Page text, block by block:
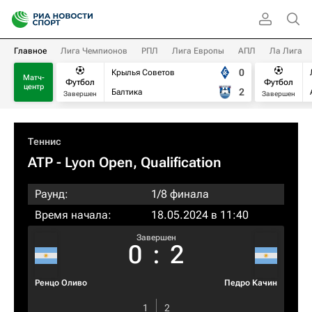
Главное Лига Чемпионов РПЛ Лига Европы АПЛ Ла Лига
Матч-
центр
Футбол
Завершен
Крылья Советов
Балтика
0
2
Футбол
Завершен
Теннис
ATP - Lyon Open, Qualification
Раунд:
1/8 финала
Время начала:
18.05.2024 в 11:40
Ренцо Оливо
Завершен
0 : 2
Педро Качин
1 2